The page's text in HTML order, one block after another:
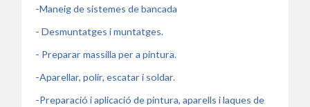
-Maneig de sistemes de bancada
- Desmuntatges i muntatges.
- Preparar massilla per a pintura.
-Aparellar, polir, escatar i soldar.
-Preparació i aplicació de pintura, aparells i laques de